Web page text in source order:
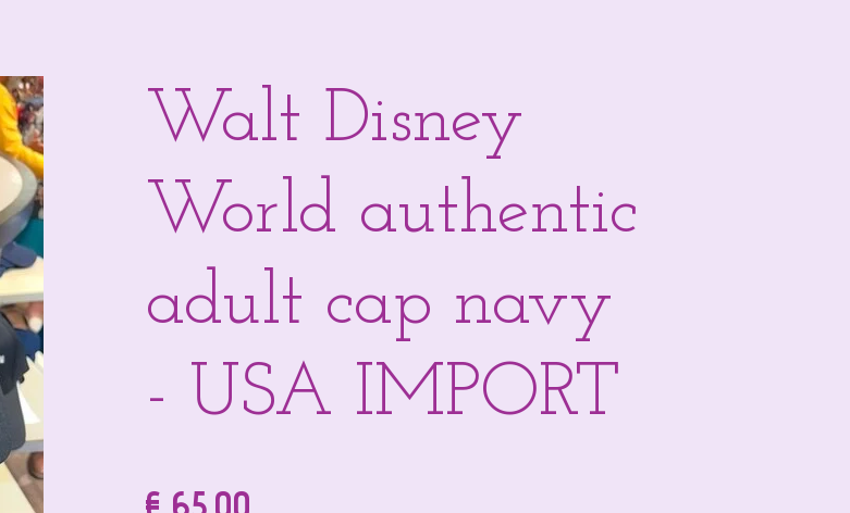
Walt Disney
World authentic
adult cap navy
- USA IMPORT